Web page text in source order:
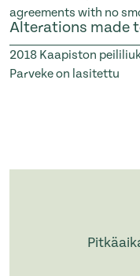
agreements with no
Alterations made
2018 Kaapiston
Parveke on lasitettu